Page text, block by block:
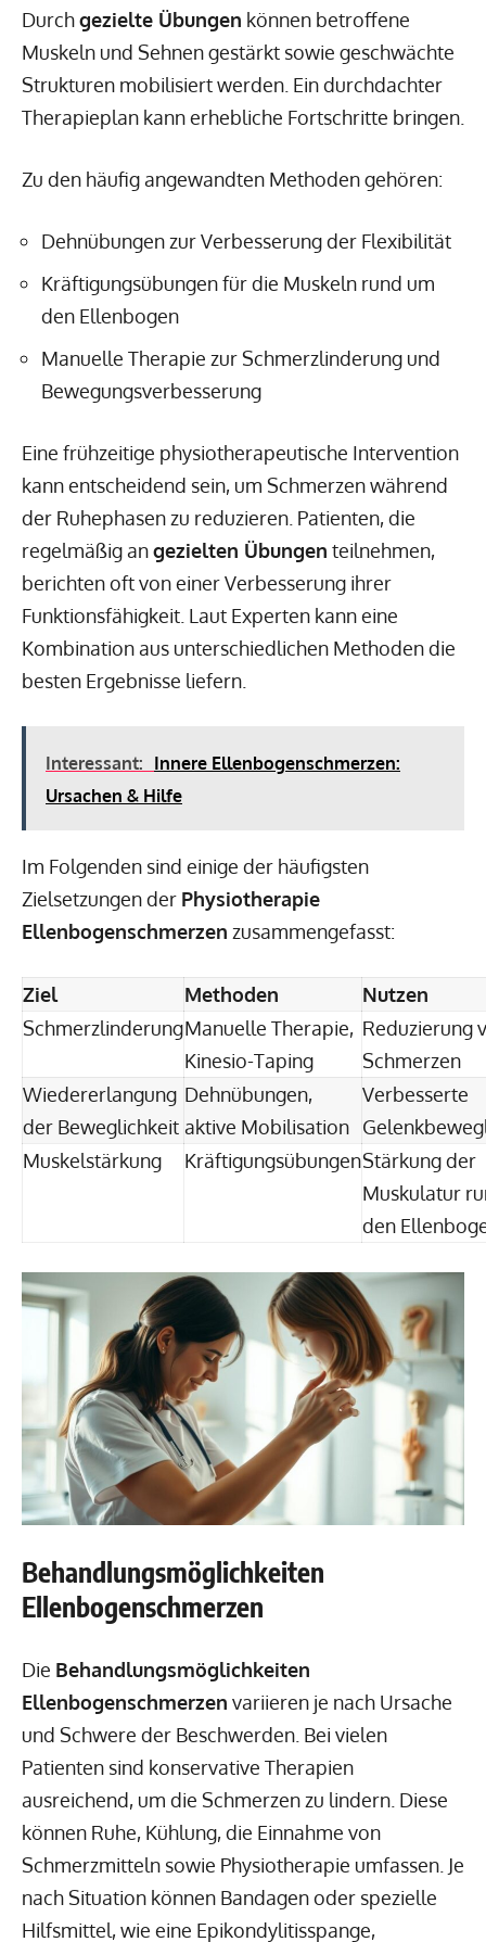
Durchgezielte Übungen können betroffene
Muskeln und Sehnen gestärkt sowie geschwächte
Strukturen mobilisiert werden. Ein durchdachter
Therapieplan kann erhebliche Fortschritte bringen.
Zu den häufig angewandten Methoden gehören:
Dehnübungen zur Verbesserung der Flexibilität
Kräftigungsübungen für die Muskeln rund um
den Ellenbogen
Manuelle Therapie zur Schmerzlinderung und
Bewegungsverbesserung
Eine frühzeitige physiotherapeutische Intervention
kann entscheidend sein, um Schmerzen während
der Ruhephasen zu reduzieren. Patienten, die
regelmäßig angezielten Übungen teilnehmen,
berichten oft von einer Verbesserung ihrer
Funktionsfähigkeit. Laut Experten kann eine
Kombination aus unterschiedlichen Methoden die
besten Ergebnisse liefern.
Interessant: Innere Ellenbogenschmerzen:
Ursachen & Hilfe
Im Folgenden sind einige der häufigsten
Zielsetzungen der Physiotherapie
Ellenbogenschmerzen zusammengefasst:
Ziel Methoden
Nutzen
SchmerzlinderungManuelle Therapie,
Kinesio-Taping
Reduzierung
Schmerzen
Wiedererlangung
der Beweglichkeit
Dehnübungen,
aktive Mobilisation
Verbesserte
Muskelstärkung
KräftigungsübungenStärkung der
Muskulatur
den
Behandlungsmöglichkeiten
Ellenbogenschmerzen
Die Behandlungsmöglichkeiten
Ellenbogenschmerzen variieren je nach Ursache
und Schwere der Beschwerden. Bei vielen
Patienten sind konservative Therapien
ausreichend, um die Schmerzen zu lindern. Diese
können Ruhe, Kühlung, die Einnahme von
Schmerzmitteln sowie Physiotherapie umfassen. Je
nach Situation können Bandagen oder spezielle
Hilfsmittel, wie eine Epikondylitisspange,